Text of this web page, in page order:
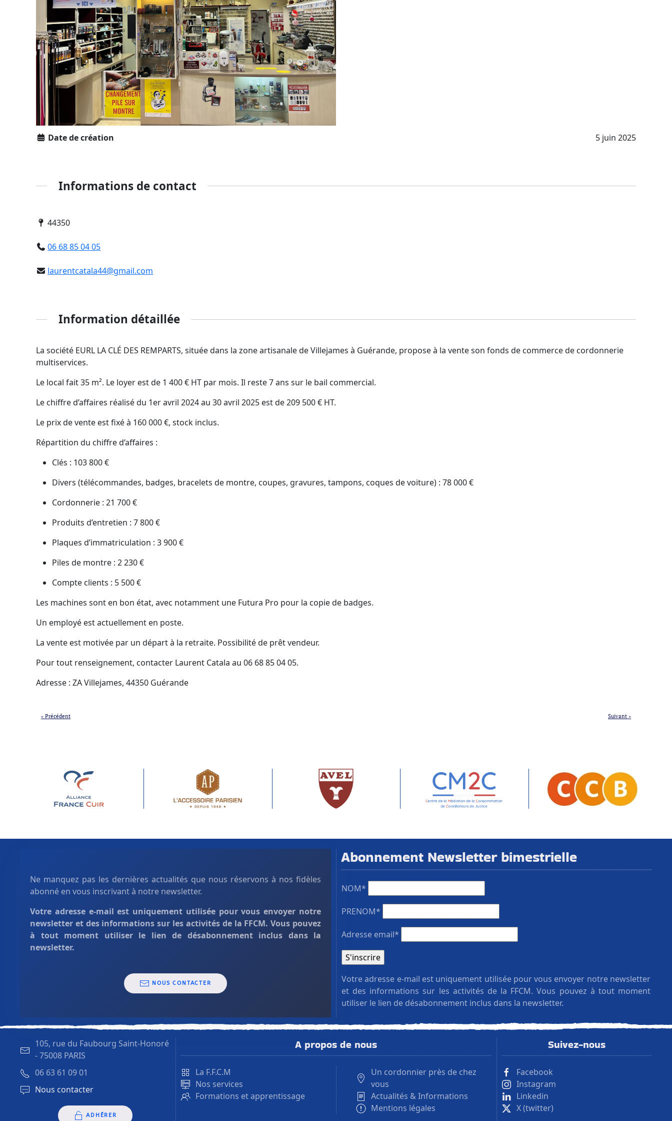
Date de création 5 juin 2025
Informations de contact
44350
06 68 85 04 05
laurentcatala44@gmail.com
Information détaillée
La société EURL LA CLÉ DES REMPARTS, située dans la zone artisanale de Villejames à Guérande, propose à la vente son fonds de commerce de cordonnerie
multiservices.
Le local fait 35 m². Le loyer est de 1 400 € HT par mois. Il reste 7 ans sur le bail commercial.
Le chiffre d’affaires réalisé du 1er avril 2024 au 30 avril 2025 est de 209 500 € HT.
Le prix de vente est fixé à 160 000 €, stock inclus.
Répartition du chiffre d’affaires :
Clés : 103 800 €
Divers (télécommandes, badges, bracelets de montre, coupes, gravures, tampons, coques de voiture) : 78 000 €
Cordonnerie : 21 700 €
Produits d’entretien : 7 800 €
Plaques d’immatriculation : 3 900 €
Piles de montre : 2 230 €
Compte clients : 5 500 €
Les machines sont en bon état, avec notamment une Futura Pro pour la copie de badges.
Un employé est actuellement en poste.
La vente est motivée par un départ à la retraite. Possibilité de prêt vendeur.
Pour tout renseignement, contacter Laurent Catala au 06 68 85 04 05.
Adresse : ZA Villejames, 44350 Guérande
« Précédent Suivant »
Ne manquez pas les dernières actualités que nous réservons à nos fidèles
abonné en vous inscrivant à notre newsletter.
Votre adresse e-mail est uniquement utilisée pour vous envoyer notre
newsletter et des informations sur les activités de la FFCM. Vous pouvez
à tout moment utiliser le lien de désabonnement inclus dans la
newsletter.
NOUS CONTACTER
Abonnement Newsletter bimestrielle
NOM*
PRENOM*
Adresse email*
Votre adresse e-mail est uniquement utilisée pour vous envoyer notre newsletter
et des informations sur les activités de la FFCM. Vous pouvez à tout moment
utiliser le lien de désabonnement inclus dans la newsletter.
105, rue du Faubourg Saint-Honoré
-75008 PARIS
06 63 61 09 01
Nous contacter
ADHÉRER
A propos de nous
La F.F.C.M
Nos services
Formations et apprentissage
Un cordonnier près de chez
vous
Actualités & Informations
Mentions légales
Suivez-nous
Facebook
Instagram
Linkedin
X (twitter)